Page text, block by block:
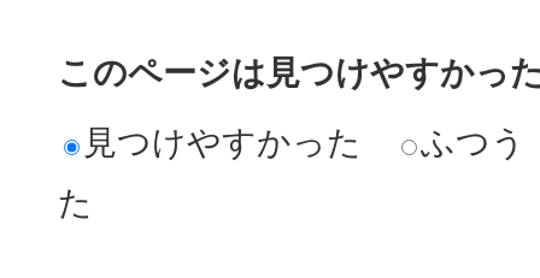
このページは見つけやすかっ
見つけやすかった
ふつう
た